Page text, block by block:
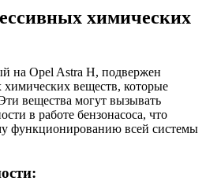
химических
на Opel Astra H, подвержен
веществ, которые
вещества могут вызывать
в работе бензонасоса, что
функционированию всей системы